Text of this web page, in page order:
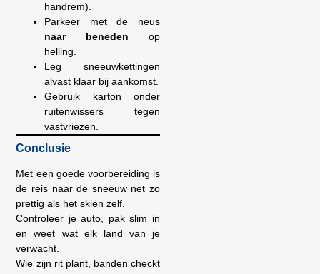
handrem).
Parkeer met de neus
naar beneden op
helling.
Leg sneeuwkettingen
alvast klaar bij aankomst.
Gebruik karton onder
ruitenwissers tegen
vastvriezen.
Conclusie
Met een goede voorbereiding is
de reis naar de sneeuw net zo
prettig als het skiën zelf.
Controleer je auto, pak slim in
en weet wat elk land van je
verwacht.
Wie zijn rit plant, banden checkt